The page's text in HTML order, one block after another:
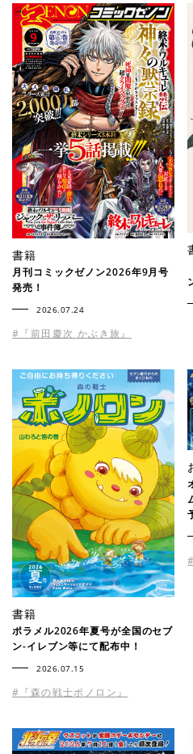
書籍
月刊コミックゼノン2026年9月号
発売！
2026.07.24
#『前田慶次 かぶき旅』
書籍
ポラメル2026年夏号が全国のセブ
ン-イレブン等にて配布中！
2026.07.15
#『森の戦士ボノロン』